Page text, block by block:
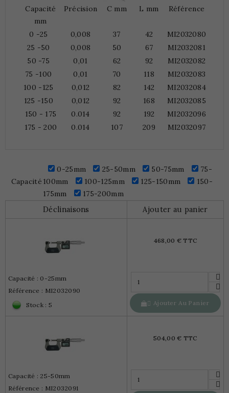
Capacité
mm
Précision C mm L mm Référence
0 -25 0,008 37 42
MI2032080
25 -50
0,008 50 67
MI2032081
50 -75
0,01 62 92
MI2032082
75 -100
0,01 70 118
MI2032083
100 -125
0,012 82 142
MI2032084
125 -150
0,012 92 168
MI2032085
150 - 175
0.014 92 192
MI2032096
175 - 200
0.014 107 209 MI2032097
Capacité
0-25mm 25-50mm 50-75mm
75-
100mm
100-125mm 125-150mm
150-
175mm
175-200mm
Déclinaisons
Ajouter au panier
Capacité : 0-25mm
Référence : MI2032090
Stock : 5
468,00 € TTC
Ajouter Au Panier
Capacité : 25-50mm
Référence : MI2032091
504,00 € TTC